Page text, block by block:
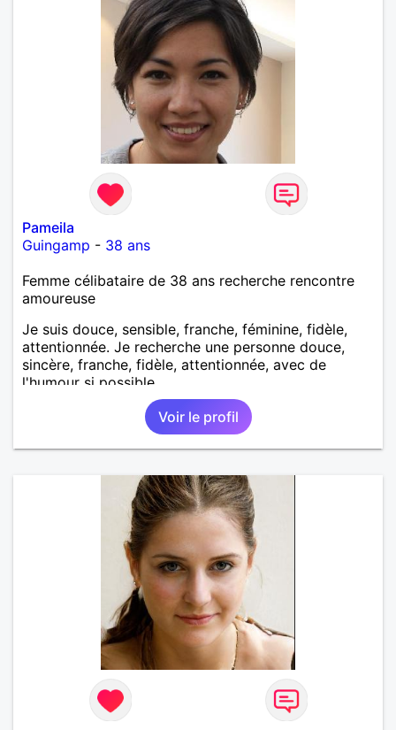
Pameila
Guingamp - 38 ans
Femme célibataire de 38 ans recherche rencontre
amoureuse
Je suis douce, sensible, franche, féminine, fidèle,
attentionnée. Je recherche une personne douce,
sincère, franche, fidèle, attentionnée, avec de
l'humour si possible.
Voir le profil